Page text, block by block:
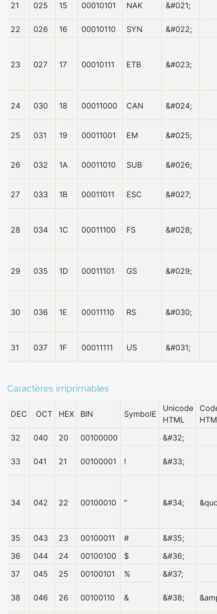
21 025 15 00010101 NAK &#021;
22 026 16 00010110 SYN &#022;
23 027 17 00010111 ETB &#023;
24 030 18 00011000 CAN &#024;
25 031 19 00011001 EM &#025;
26 032 1A 00011010 SUB &#026;
27 033 1B 00011011 ESC &#027;
28 034 1C 00011100 FS &#028;
29 035 1D 00011101 GS &#029;
30 036 1E 00011110 RS &#030;
31 037 1F 00011111 US &#031;
Caractères imprimables
DEC OCT HEX BIN SymbolE
Unicode
HTML
32
040 20 00100000 &#32;
33 041 21 00100001 ! &#33;
34 042 22 00100010 " &#34;
35 043 23 00100011 #
&#35;
36
044 24 00100100 $
&#36;
37
045 25 00100101 % &#37;
38 046 26 00100110 & &#38;